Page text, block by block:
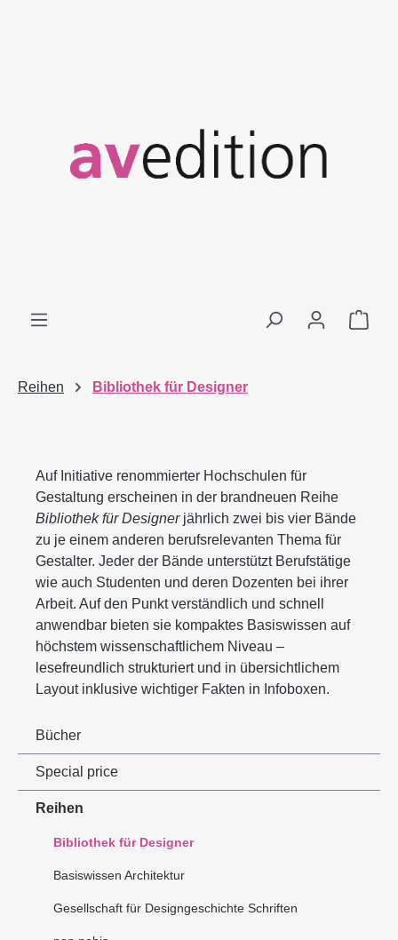
Reihen Bibliothek für Designer
Auf Initiative renommierter Hochschulen für
Gestaltung erscheinen in der brandneuen Reihe
Bibliothek für Designerjährlich zwei bis vier Bände
zu je einem anderen berufsrelevanten Thema für
Gestalter. Jeder der Bände unterstützt Berufstätige
wie auch Studenten und deren Dozenten bei ihrer
Arbeit. Auf den Punkt verständlich und schnell
anwendbar bieten sie kompaktes Basiswissen auf
höchstem wissenschaftlichem Niveau –
lesefreundlich strukturiert und in übersichtlichem
Layout inklusive wichtiger Fakten in Infoboxen.
Bücher
Special price
Reihen
Bibliothek für Designer
Basiswissen Architektur
Gesellschaft für Designgeschichte Schriften